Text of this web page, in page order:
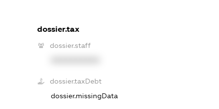
dossier.tax
dossier.staff
dossier.taxDebt
dossier.missingData